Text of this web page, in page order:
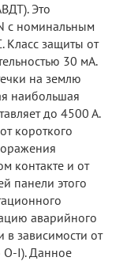
Это
с номинальным
Класс защиты от
30 мА.
на землю
наибольшая
до 4500 А.
короткого
контакте и от
панели этого
аварийного
зависимости от
O-I). Данное